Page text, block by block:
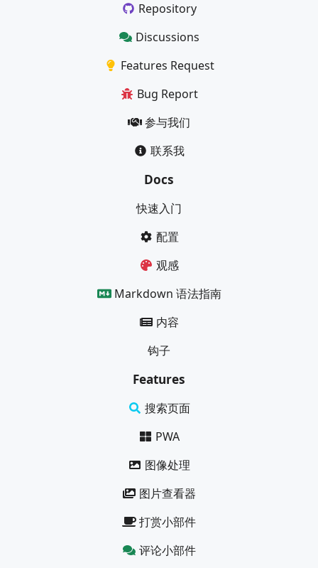
Repository
Discussions
Features Request
Bug Report
参与我们
联系我
Docs
快速入门
配置
观感
Markdown 语法指南
内容
钩子
Features
搜索页面
PWA
图像处理
图片查看器
打赏小部件
评论小部件